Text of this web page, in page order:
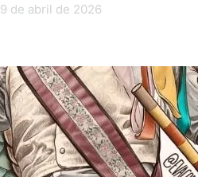
9 de abril de 2026